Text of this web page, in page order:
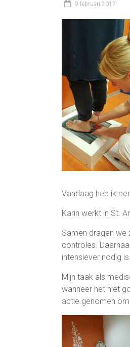
9 februari 2017
Vandaag heb ik
Karin werkt in St.
Samen dragen
controles.
intensiever nodig is.
Mijn taak als
wanneer het niet
actie genomen